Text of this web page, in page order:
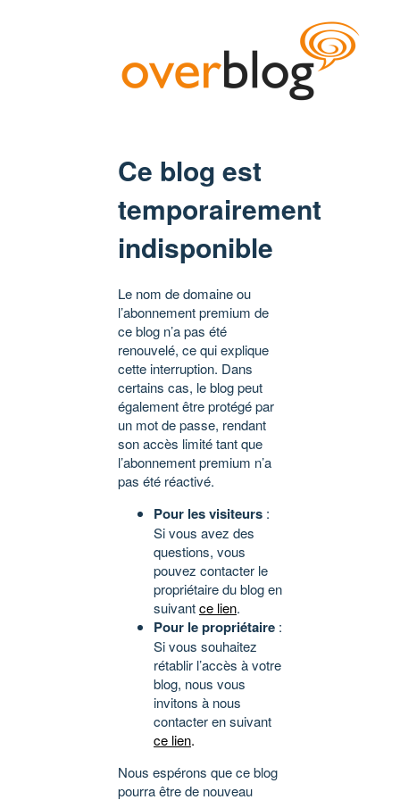
Ce blog est
temporairement
indisponible
Le nom de domaine ou
l’abonnement premium de
ce blog n’a pas été
renouvelé, ce qui explique
cette interruption. Dans
certains cas, le blog peut
également être protégé par
un mot de passe, rendant
son accès limité tant que
l’abonnement premium n’a
pas été réactivé.
Pour les visiteurs :
Si vous avez des
questions, vous
pouvez contacter le
propriétaire du blog en
suivantce lien.
Pour le propriétaire :
Si vous souhaitez
rétablir l’accès à votre
blog, nous vous
invitons à nous
contacter en suivant
ce lien.
Nous espérons que ce blog
pourra être de nouveau